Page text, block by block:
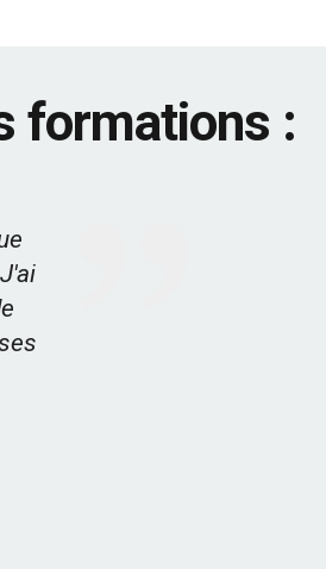
formations :